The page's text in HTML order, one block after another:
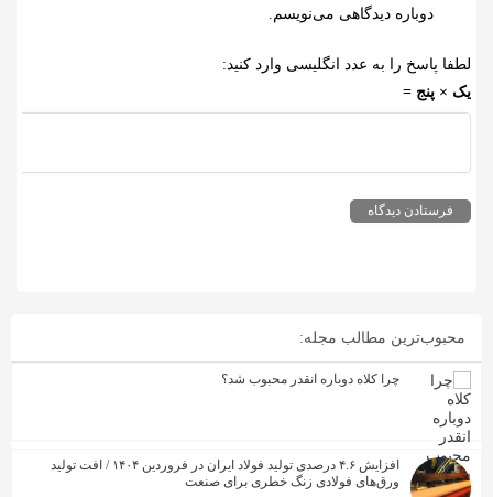
دوباره دیدگاهی می‌نویسم.
لطفا پاسخ را به عدد انگلیسی وارد کنید:
یک × پنج =
محبوب‌ترین مطالب مجله:
چرا کلاه دوباره انقدر محبوب شد؟
افزایش ۴.۶ درصدی تولید فولاد ایران در فروردین ۱۴۰۴ / افت تولید
ورق‌های فولادی زنگ خطری برای صنعت